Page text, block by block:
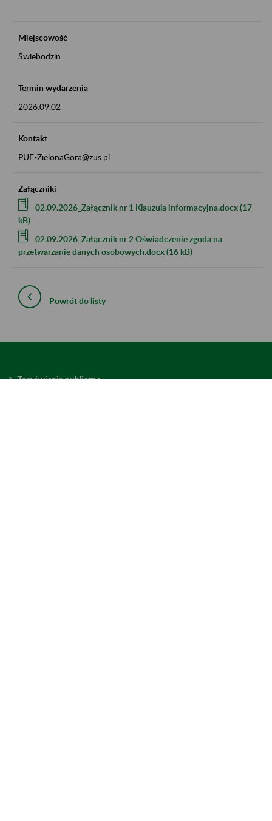
Miejscowość
Świebodzin
Termin wydarzenia
2026.09.02
Kontakt
PUE-ZielonaGora@zus.pl
Załączniki
02.09.2026_Załącznik nr 1 Klauzula informacyjna.docx (17
kB)
02.09.2026_Załącznik nr 2 Oświadczenie zgoda na
przetwarzanie danych osobowych.docx (16 kB)
Powrót do listy
Zamówienia publiczne